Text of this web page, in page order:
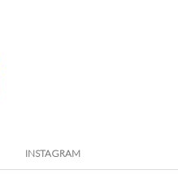
INSTAGRAM